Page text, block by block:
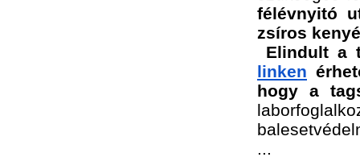
félévnyitó
zsíros
Elindult a
linken
hogy a